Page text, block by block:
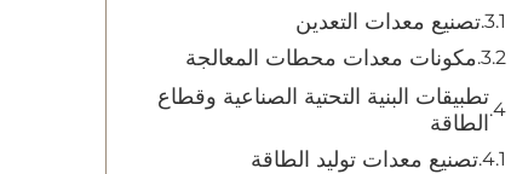
تصنيع معدات التعدين
مكونات معدات محطات المعالجة
تطبيقات البنية التحتية الصناعية وقطاع
الطاقة
تصنيع معدات توليد الطاقة